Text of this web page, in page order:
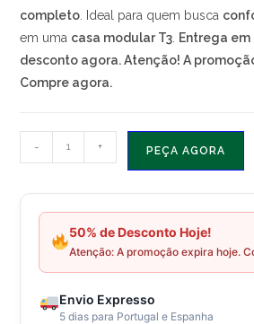
completo . Ideal para quem busca
em uma casa modular T3 Entrega em
desconto agora. Atenção! A
Compre agora.
Quantidade
de
fabricada
Ellerton
10.5m
- + PEÇA AGORA
50% de Desconto Hoje!
Atenção: A promoção expira hoje.
Envio Expresso
5 dias para Portugal e Espanha